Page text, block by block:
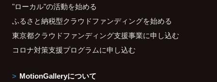
"ローカル"の活動を始める
ふるさと納税型クラウドファンディングを始める
東京都クラウドファンディング支援事業に申し込む
コロナ対策支援プログラムに申し込む
MotionGalleryについて